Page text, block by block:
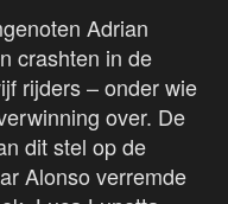
Adrian
crashten in de
rijders – onder wie
over. De
dit stel op de
Alonso verremde